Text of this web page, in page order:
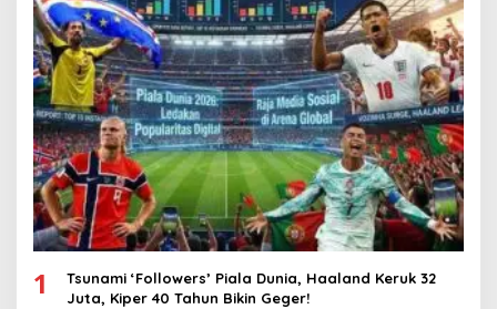
1
Tsunami ‘Followers’ Piala Dunia, Haaland Keruk 32
Juta, Kiper 40 Tahun Bikin Geger!